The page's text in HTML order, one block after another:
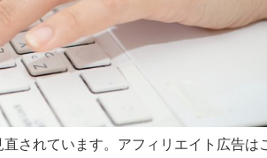
されています。アフィリエイト広告は